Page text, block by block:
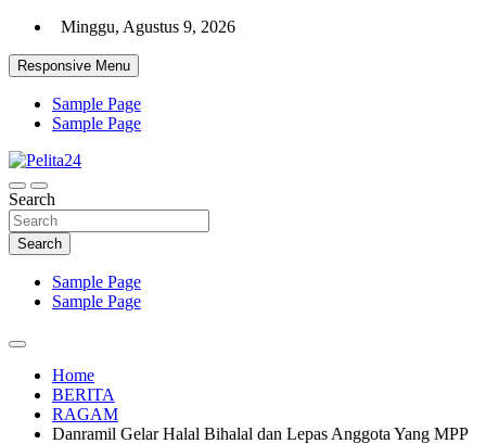
Skip
content
Minggu, Agustus 9, 2026
Responsive Menu
Sample Page
Sample Page
Pelita24
Aktual, Mendalam dan Terpercaya
Search
Search
Sample Page
Sample Page
Home
BERITA
RAGAM
Danramil Gelar Halal Bihalal dan Lepas Anggota Yang MPP